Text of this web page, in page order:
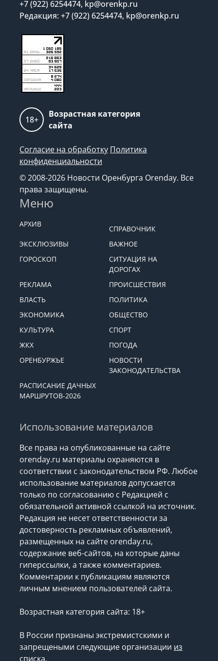
+7 (922) 6254474, kp@orenkp.ru
Редакция: +7 (922) 6254474, kp@orenkp.ru
18+
Возрастная категория
сайта
Согласие на обработку Политика
конфиденциальности
© 2008-2026 Новости Оренбурга Orenday. Все
права защищены.
Меню
АРХИВ
СПРАВОЧНИК
ЭКСКЛЮЗИВЫ
ВАЖНОЕ
ГОРОСКОП
СИТУАЦИЯ НА
ДОРОГАХ
РЕКЛАМА
ПРОИСШЕСТВИЯ
ВЛАСТЬ
ПОЛИТИКА
ЭКОНОМИКА
ОБЩЕСТВО
КУЛЬТУРА
СПОРТ
ЖКХ
ПОГОДА
ОРЕНБУРЖЬЕ
НОВОСТИ
ЗАКОНОДАТЕЛЬСТВА
РАСПИСАНИЕ ДАЧНЫХ
МАРШРУТОВ-2026
Использование материалов
Все права на опубликованные на сайте
orenday.ru материалы охраняются в
соответствии с законодательством РФ. Любое
использование материалов допускается
только по согласованию с Редакцией с
обязательной активной ссылкой на источник.
Редакция не несет ответственности за
достоверность рекламных объявлений,
размещенных на сайте orenday.ru,
содержание веб-сайтов, на которые даны
гиперссылки, а также комментариев.
Комментарии к публикациям являются
личным мнением пользователей сайта.
Возрастная категория сайта: 18+
В России признаны экстремистскими и
запрещеными следующие организации из
списка.